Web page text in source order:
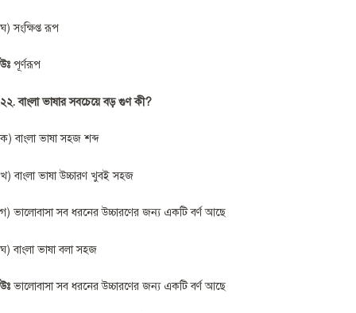
ঘ) সংক্ষিপ্ত রূপ
উঃ পূর্ণরূপ
২২. বাংলা ভাষার সবচেয়ে বড় গুণ কী?
ক) বাংলা ভাষা সহজ শব্দ
খ) বাংলা ভাষা উচ্চারণ খুবই সহজ
গ) ভালোবাসা সব ধরনের উচ্চারণের জন্য একটি বর্ণ আছে
ঘ) বাংলা ভাষা বলা সহজ
উঃভালোবাসা সব ধরনের উচ্চারণের জন্য একটি বর্ণ আছে